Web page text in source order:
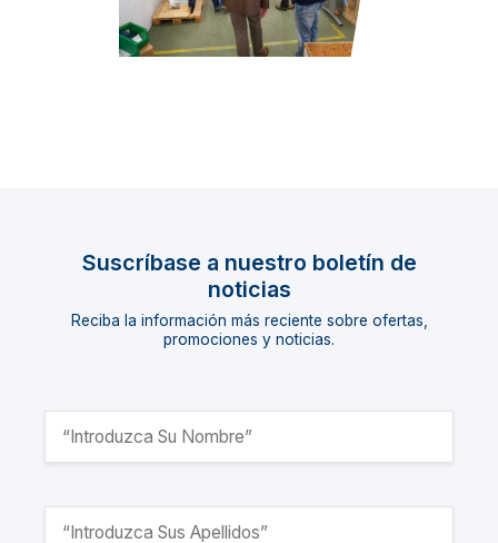
Suscríbase a nuestro boletín de
noticias
Reciba la información más reciente sobre ofertas,
promociones y noticias.